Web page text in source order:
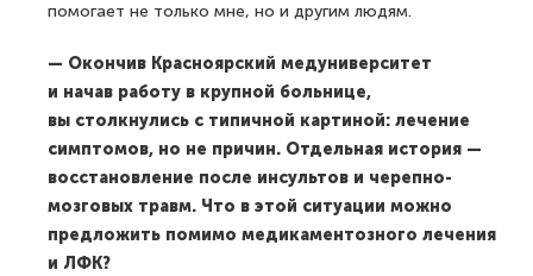
помогает не только мне, но и другим людям.
— Окончив Красноярский медуниверситет
и начав работу в крупной больнице,
вы столкнулись с типичной картиной: лечение
симптомов, но не причин. Отдельная история —
восстановление после инсультов и черепно-
мозговых травм. Что в этой ситуации можно
предложить помимо медикаментозного лечения
и ЛФК?